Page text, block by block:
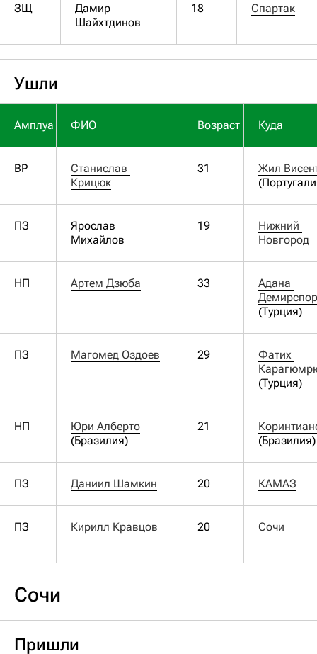
ЗЩ
Дамир
Шайхтдинов
18 Спартак
Ушли
Амплуа ФИО Возраст Куда
ВР
Станислав
Крицюк
31
Жил
ПЗ
Ярослав
Михайлов
19
Нижний
Новгород
НП Артем Дзюба 33
Адана
Демирспор
(Турция)
ПЗ Магомед Оздоев 29 Фатих
(Турция)
НП
Юри Алберто
(Бразилия)
21
(Бразилия)
ПЗ Даниил Шамкин 20 КАМАЗ
ПЗ Кирилл Кравцов 20 Сочи
Сочи
Пришли